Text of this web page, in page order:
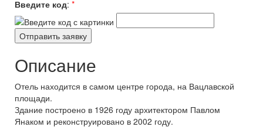
Введите код: *
Описание
Отель находится в самом центре города, на Вацлавской
площади.
Здание построено в 1926 году архитектором Павлом
Янаком и реконструировано в 2002 году.